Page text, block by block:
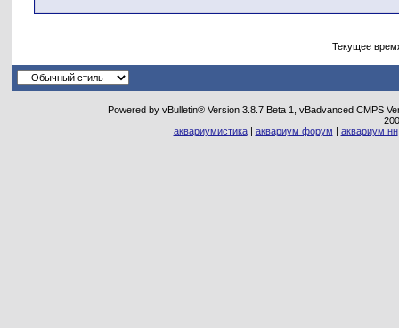
Текущее
Powered by vBulletin® Version 3.8.7 Beta 1, vBadvanced CMPS
аквариумистика| аквариум форум | аквариум нн